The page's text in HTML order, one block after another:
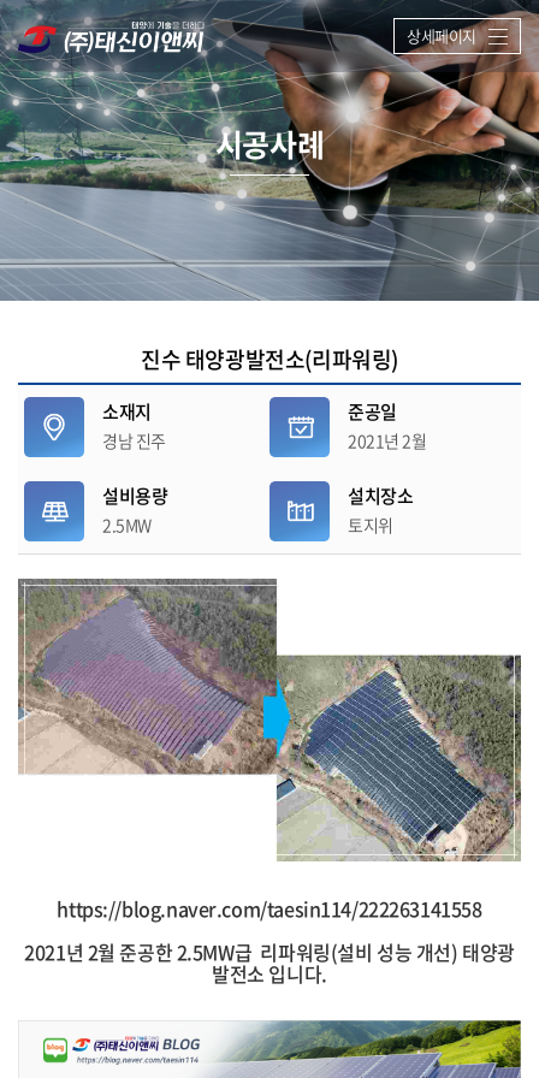
상세페이지
시공사례
진수 태양광발전소(리파워링)
소재지
경남 진주
설비용량
2.5MW
준공일
2021년 2월
설치장소
토지위
https://blog.naver.com/taesin114/222263141558
2021년 2월 준공한 2.5MW급 리파워링(설비 성능 개선) 태양광
발전소 입니다.